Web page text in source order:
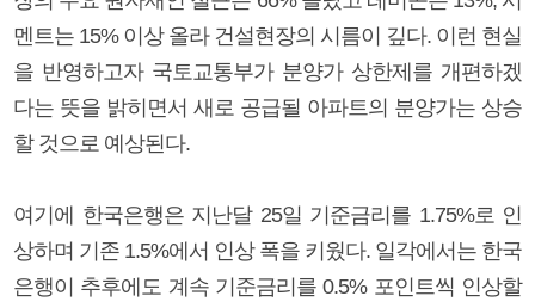
멘트는 15% 이상 올라 건설현장의 시름이 깊다. 이런 현실
을 반영하고자 국토교통부가 분양가 상한제를 개편하겠
다는 뜻을 밝히면서 새로 공급될 아파트의 분양가는 상승
할 것으로 예상된다.
여기에 한국은행은 지난달 25일 기준금리를 1.75%로 인
상하며 기존 1.5%에서 인상 폭을 키웠다. 일각에서는 한국
은행이 추후에도 계속 기준금리를 0.5% 포인트씩 인상할